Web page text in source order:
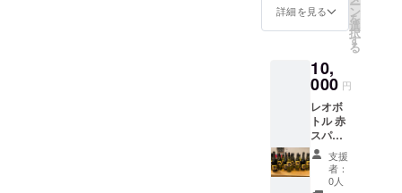
に貼付
書きを
ご確認
くださ
い。」
本代
表、F
リーグ
通算333
試合出
場を果
たした
横江 怜
選手の
333試合
記念ボ
トル 南
オース
詳細を見る ー
ン
を
選
択
す
る
10,
000 円
レオボ
トル 赤
スパー
クリン
グ 免許
を有す
支援
者：
0人